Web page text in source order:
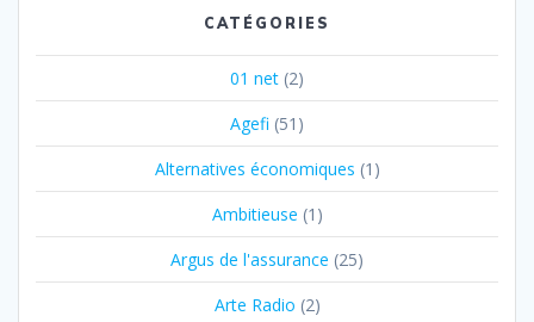
CATÉGORIES
01 net (2)
Agefi (51)
Alternatives économiques (1)
Ambitieuse (1)
Argus de l'assurance (25)
Arte Radio (2)